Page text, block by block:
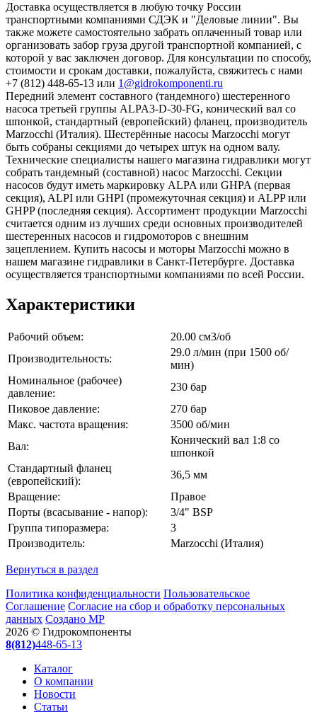
Доставка осуществляется в любую точку России
транспортными компаниями СДЭК и "Деловые линии". Вы
также можете самостоятельно забрать оплаченный товар или
организовать забор груза другой транспортной компанией, с
которой у вас заключен договор. Для консультации по способу,
стоимости и срокам доставки, пожалуйста, свяжитесь с нами
+7 (812) 448-65-13 или 1@gidrokomponenti.ru
Передний элемент составного (тандемного) шестеренного
насоса третьей группы ALPA3-D-30-FG, конический вал со
шпонкой, стандартный (европейский) фланец, производитель
Marzocchi (Италия). Шестерённые насосы Marzocchi могут
быть собраны секциями до четырех штук на одном валу.
Технические специалисты нашего магазина гидравлики могут
собрать тандемный (составной) насос Marzocchi. Секции
насосов будут иметь маркировку ALPA или GHPA (первая
секция), ALPI или GHPI (промежуточная секция) и ALPP или
GHPP (последняя секция). Ассортимент продукции Marzocchi
считается одним из лучших среди основных производителей
шестеренных насосов и гидромоторов с внешним
зацеплением. Купить насосы и моторы Marzocchi можно в
нашем магазине гидравлики в Санкт-Петербурге. Доставка
осуществляется транспортными компаниями по всей России.
Характеристики
Рабочий объем:
20.00 см3/об
Производительность:
29.0 л/мин (при 1500 об/
мин)
Номинальное (рабочее)
давление:
230 бар
Пиковое давление:
270 бар
Макс. частота вращения:
3500 об/мин
Вал:
Конический вал 1:8 со
шпонкой
Стандартный фланец
(европейский):
36,5 мм
Вращение:
Правое
Порты (всасывание - напор):
3/4" BSP
Группа типоразмера:
3
Производитель:
Marzocchi (Италия)
Вернуться в раздел
Политика конфиденциальности Пользовательское
Соглашение Согласие на сбор и обработку персональных
данных Создано МР
2026 © Гидрокомпоненты
8(812)448-65-13
Каталог
О компании
Новости
Статьи